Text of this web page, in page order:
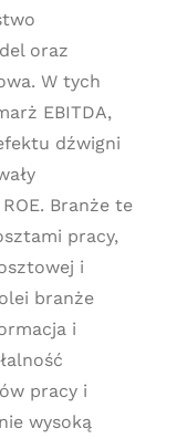
oraz
W tych
EBITDA,
dźwigni
Branże te
pracy,
i
branże
i
pracy i
wysoką